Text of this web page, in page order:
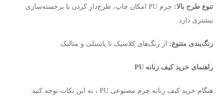
تنوع طرح بالا: چرم PU امکان چاپ، طرح‌دار کردن یا برجسته‌سازی
بیشتری دارد.
رنگ‌بندی متنوع: از رنگ‌های کلاسیک تا پاستلی و متالیک.
راهنمای خرید کیف زنانه PU
هنگام خرید کیف زنانه چرم مصنوعی PU ، به این نکات توجه کنید: